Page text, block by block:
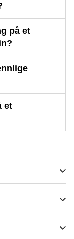
på et
et